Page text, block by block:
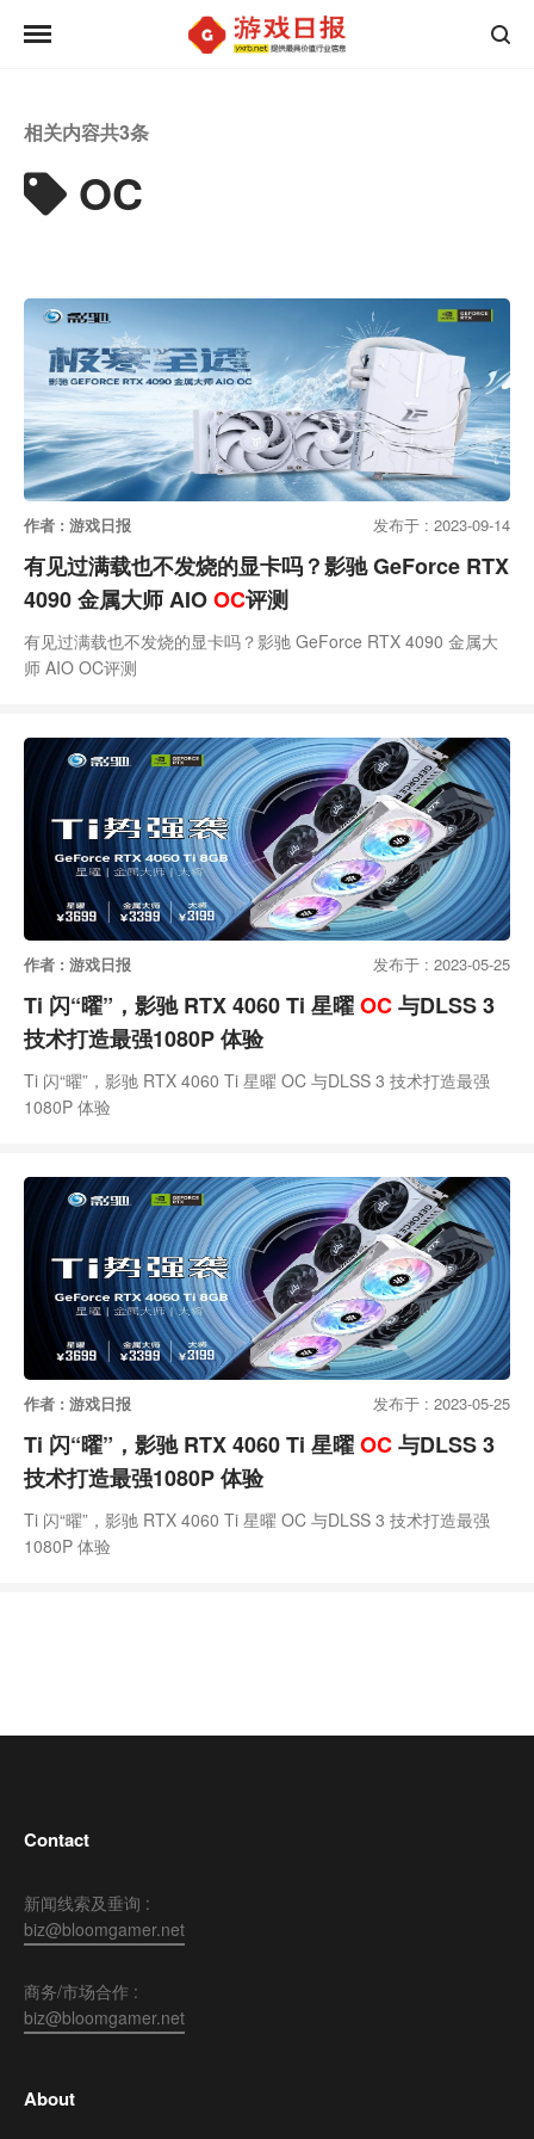
相关内容共3条
OC
作者 : 游戏日报 发布于 : 2023-09-14
有见过满载也不发烧的显卡吗？影驰 GeForce RTX
4090 金属大师 AIOOC评测
有见过满载也不发烧的显卡吗？影驰 GeForce RTX 4090 金属大
师 AIO OC评测
作者 : 游戏日报 发布于 : 2023-05-25
Ti 闪“曜”，影驰 RTX 4060 Ti 星曜OC与DLSS 3
技术打造最强1080P 体验
Ti 闪“曜”，影驰 RTX 4060 Ti 星曜 OC 与DLSS 3 技术打造最强
1080P 体验
作者 : 游戏日报 发布于 : 2023-05-25
Ti 闪“曜”，影驰 RTX 4060 Ti 星曜OC与DLSS 3
技术打造最强1080P 体验
Ti 闪“曜”，影驰 RTX 4060 Ti 星曜 OC 与DLSS 3 技术打造最强
1080P 体验
Contact
新闻线索及垂询 :
biz@bloomgamer.net
商务/市场合作 :
biz@bloomgamer.net
About